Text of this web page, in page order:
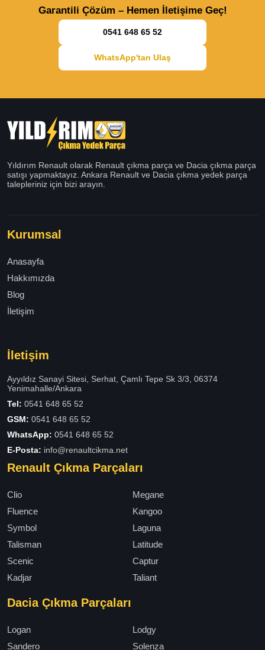
Garantili Çözüm – Hemen İletişime Geç!
0541 648 65 52
WhatsApp'tan Ulaş
Yıldırım Renault olarak Renault çıkma parça ve Dacia çıkma parça
satışı yapmaktayız. Ankara Renault ve Dacia çıkma yedek parça
talepleriniz için bizi arayın.
Kurumsal
Anasayfa
Hakkımızda
Blog
İletişim
İletişim
Ayyıldız Sanayi Sitesi, Serhat, Çamlı Tepe Sk 3/3, 06374
Yenimahalle/Ankara
Tel: 0541 648 65 52
GSM: 0541 648 65 52
WhatsApp: 0541 648 65 52
E-Posta: info@renaultcikma.net
Renault Çıkma Parçaları
Clio
Megane
Fluence
Kangoo
Symbol
Laguna
Talisman
Latitude
Scenic
Captur
Kadjar
Taliant
Dacia Çıkma Parçaları
Logan
Lodgy
Sandero
Solenza